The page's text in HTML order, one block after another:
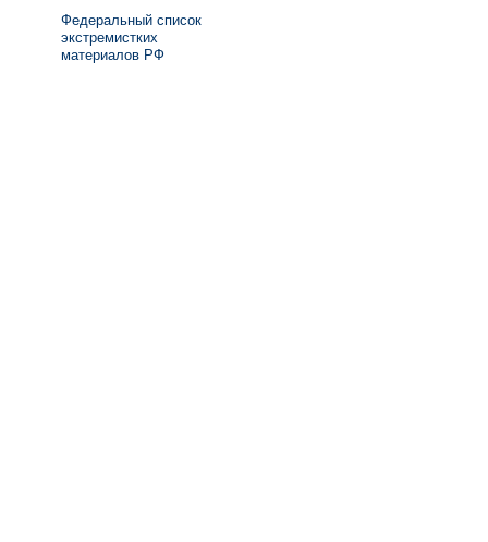
Федеральный список
экстремистких
материалов РФ